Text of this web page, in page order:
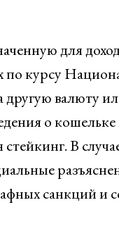
для
по курсу
валюту
о кошельке
В
санкций и